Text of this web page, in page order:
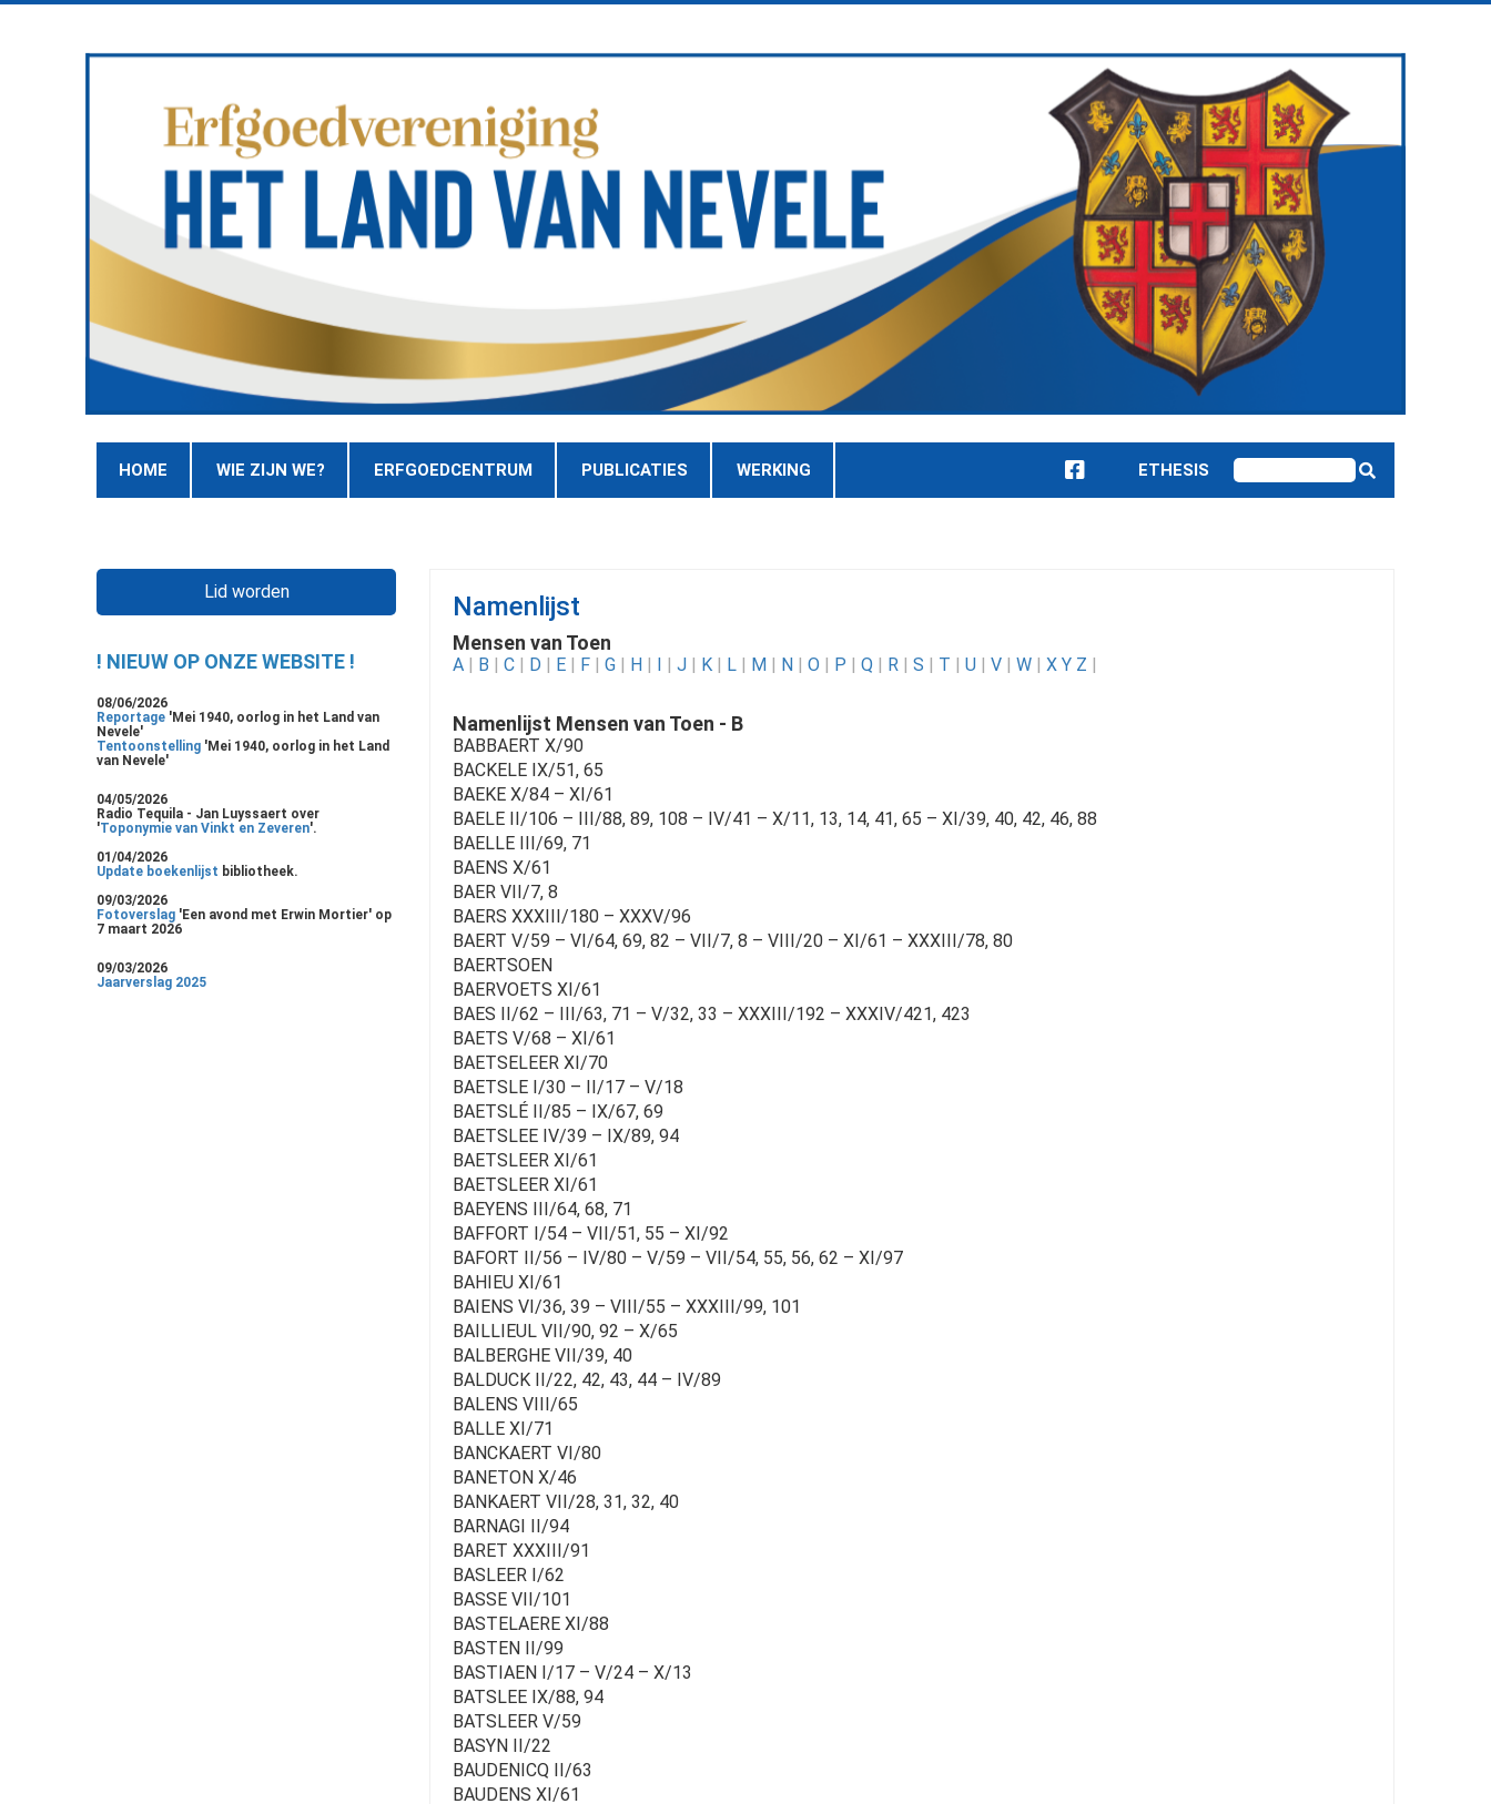
HOME WIE ZIJN WE? ERFGOEDCENTRUM PUBLICATIES WERKING ETHESIS
Lid worden
! NIEUW OP ONZE WEBSITE !
08/06/2026
Reportage 'Mei 1940, oorlog in het Land van
Nevele'
Tentoonstelling 'Mei 1940, oorlog in het Land
van Nevele'
04/05/2026
Radio Tequila - Jan Luyssaert over
'Toponymie van Vinkt en Zeveren'.
01/04/2026
Update boekenlijst bibliotheek.
09/03/2026
Fotoverslag 'Een avond met Erwin Mortier' op
7 maart 2026
09/03/2026
Jaarverslag 2025
Namenlijst
Mensen van Toen
A | B | C | D | E | F | G | H | I | J | K | L | M | N | O | P | Q | R | S | T | U | V | W | X Y Z |
Namenlijst Mensen van Toen - B
BABBAERT X/90
BACKELE IX/51, 65
BAEKE X/84 – XI/61
BAELE II/106 – III/88, 89, 108 – IV/41 – X/11, 13, 14, 41, 65 – XI/39, 40, 42, 46, 88
BAELLE III/69, 71
BAENS X/61
BAER VII/7, 8
BAERS XXXIII/180 – XXXV/96
BAERT V/59 – VI/64, 69, 82 – VII/7, 8 – VIII/20 – XI/61 – XXXIII/78, 80
BAERTSOEN
BAERVOETS XI/61
BAES II/62 – III/63, 71 – V/32, 33 – XXXIII/192 – XXXIV/421, 423
BAETS V/68 – XI/61
BAETSELEER XI/70
BAETSLE I/30 – II/17 – V/18
BAETSLÉ II/85 – IX/67, 69
BAETSLEE IV/39 – IX/89, 94
BAETSLEER XI/61
BAETSLEER XI/61
BAEYENS III/64, 68, 71
BAFFORT I/54 – VII/51, 55 – XI/92
BAFORT II/56 – IV/80 – V/59 – VII/54, 55, 56, 62 – XI/97
BAHIEU XI/61
BAIENS VI/36, 39 – VIII/55 – XXXIII/99, 101
BAILLIEUL VII/90, 92 – X/65
BALBERGHE VII/39, 40
BALDUCK II/22, 42, 43, 44 – IV/89
BALENS VIII/65
BALLE XI/71
BANCKAERT VI/80
BANETON X/46
BANKAERT VII/28, 31, 32, 40
BARNAGI II/94
BARET XXXIII/91
BASLEER I/62
BASSE VII/101
BASTELAERE XI/88
BASTEN II/99
BASTIAEN I/17 – V/24 – X/13
BATSLEE IX/88, 94
BATSLEER V/59
BASYN II/22
BAUDENICQ II/63
BAUDENS XI/61